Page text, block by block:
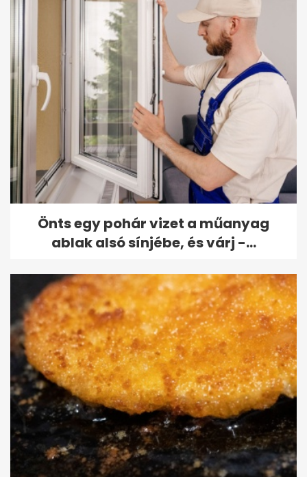
Önts egy pohár vizet a műanyag
ablak alsó sínjébe, és várj -...